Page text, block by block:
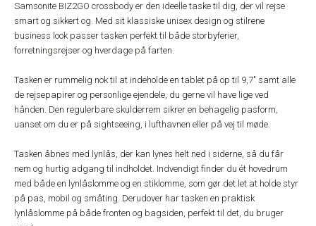
Samsonite BIZ2GO crossbody er den ideelle taske til dig, der vil rejse
smart og sikkert og. Med sit klassiske unisex design og stilrene
business look passer tasken perfekt til både storbyferier,
forretningsrejser og hverdage på farten.
Tasken er rummelig nok til at indeholde en tablet på op til 9,7" samt alle
de rejsepapirer og personlige ejendele, du gerne vil have lige ved
hånden. Den regulerbare skulderrem sikrer en behagelig pasform,
uanset om du er på sightseeing, i lufthavnen eller på vej til møde.
Tasken åbnes med lynlås, der kan lynes helt ned i siderne, så du får
nem og hurtig adgang til indholdet. Indvendigt finder du ét hovedrum
med både en lynlåslomme og en stiklomme, som gør det let at holde styr
på pas, mobil og småting. Derudover har tasken en praktisk
lynlåslomme på både fronten og bagsiden, perfekt til det, du bruger